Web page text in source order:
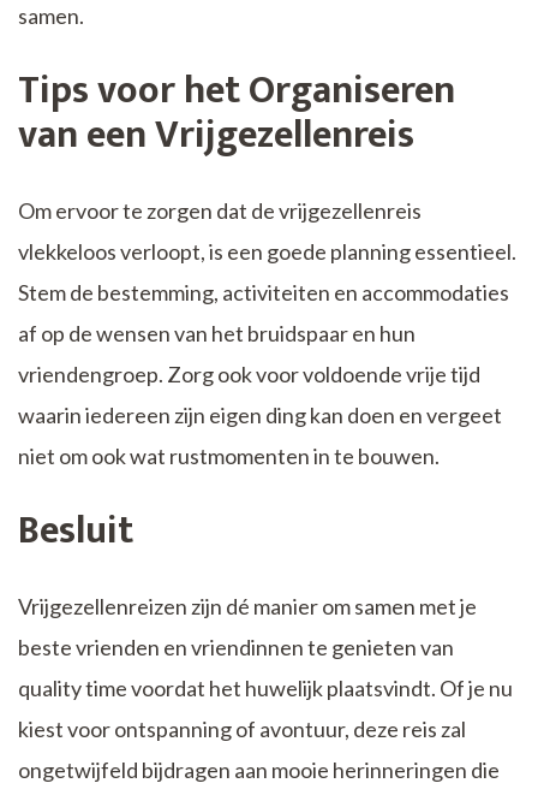
samen.
Tips voor het Organiseren
van een Vrijgezellenreis
Om ervoor te zorgen dat de vrijgezellenreis
vlekkeloos verloopt, is een goede planning essentieel.
Stem de bestemming, activiteiten en accommodaties
af op de wensen van het bruidspaar en hun
vriendengroep. Zorg ook voor voldoende vrije tijd
waarin iedereen zijn eigen ding kan doen en vergeet
niet om ook wat rustmomenten in te bouwen.
Besluit
Vrijgezellenreizen zijn dé manier om samen met je
beste vrienden en vriendinnen te genieten van
quality time voordat het huwelijk plaatsvindt. Of je nu
kiest voor ontspanning of avontuur, deze reis zal
ongetwijfeld bijdragen aan mooie herinneringen die